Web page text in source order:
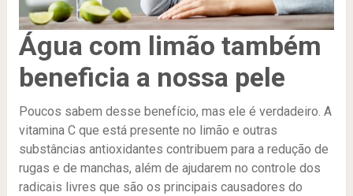
Água com limão também
beneficia a nossa pele
Poucos sabem desse benefício, mas ele é verdadeiro. A
vitamina C que está presente no limão e outras
substâncias antioxidantes contribuem para a redução de
rugas e de manchas, além de ajudarem no controle dos
radicais livres que são os principais causadores do